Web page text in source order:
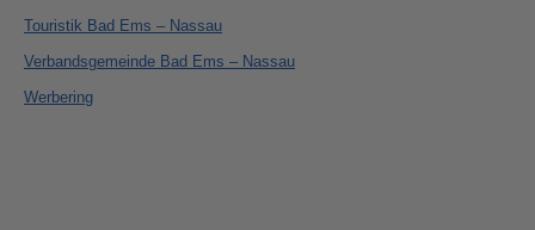
Touristik Bad Ems – Nassau
Verbandsgemeinde Bad Ems – Nassau
Werbering